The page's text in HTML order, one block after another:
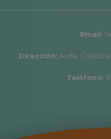
Email:
Dirección: Avda.
Teléfono: